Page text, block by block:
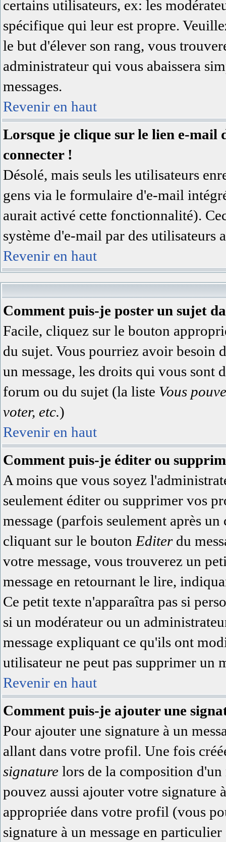
certains utilisateurs, ex: les
spécifique qui leur est propre.
le but d'élever son rang, vous
administrateur qui vous abaissera
messages.
Revenir en haut
Lorsque je clique sur le lien e-mail
connecter !
Désolé, mais seuls les utilisateurs
gens via le formulaire d'e-mail
aurait activé cette fonctionnalité).
système d'e-mail par des utilisateurs
Revenir en haut
Comment puis-je poster un sujet
Facile, cliquez sur le bouton
du sujet. Vous pourriez avoir besoin
un message, les droits qui vous sont
forum ou du sujet (la liste Vous
voter, etc.)
Revenir en haut
Comment puis-je éditer ou
A moins que vous soyez
seulement éditer ou supprimer vos
message (parfois seulement après
cliquant sur le bouton Editerdu
votre message, vous trouverez un
message en retournant le lire,
Ce petit texte n'apparaîtra pas si
si un modérateur ou un
message expliquant ce qu'ils ont
utilisateur ne peut pas supprimer un
Revenir en haut
Comment puis-je ajouter une
Pour ajouter une signature à un
allant dans votre profil. Une fois
signature lors de la composition d'un
pouvez aussi ajouter votre signature
appropriée dans votre profil (vous
signature à un message en